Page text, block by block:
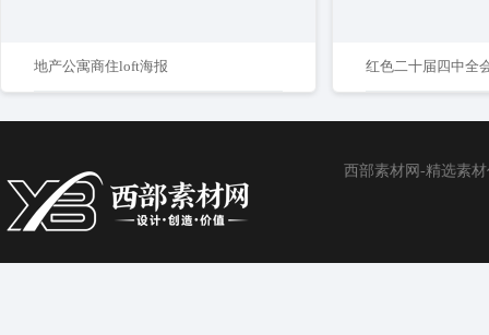
地产公寓商住loft海报
西部素材网-精选素